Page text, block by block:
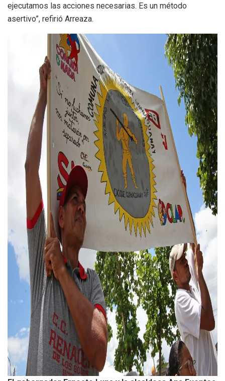
ejecutamos las acciones necesarias. Es un método
asertivo”, refirió Arreaza.